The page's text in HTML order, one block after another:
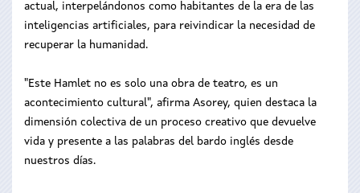
actual, interpelándonos como habitantes de la era de las
inteligencias artificiales, para reivindicar la necesidad de
recuperar la humanidad.
"Este Hamlet no es solo una obra de teatro, es un
acontecimiento cultural", afirma Asorey, quien destaca la
dimensión colectiva de un proceso creativo que devuelve
vida y presente a las palabras del bardo inglés desde
nuestros días.